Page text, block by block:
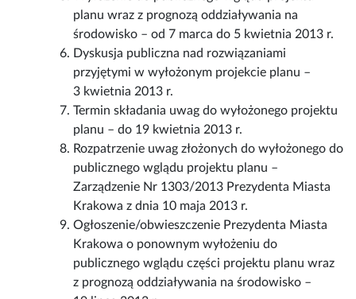
planu wraz z prognozą oddziaływania na
środowisko – od 7 marca do 5 kwietnia 2013 r.
Dyskusja publiczna nad rozwiązaniami
przyjętymi w wyłożonym projekcie planu –
3 kwietnia 2013 r.
Termin składania uwag do wyłożonego projektu
planu – do 19 kwietnia 2013 r.
Rozpatrzenie uwag złożonych do wyłożonego do
publicznego wglądu projektu planu –
Zarządzenie Nr 1303/2013 Prezydenta Miasta
Krakowa z dnia 10 maja 2013 r.
Ogłoszenie/obwieszczenie Prezydenta Miasta
Krakowa o ponownym wyłożeniu do
publicznego wglądu części projektu planu wraz
z prognozą oddziaływania na środowisko –